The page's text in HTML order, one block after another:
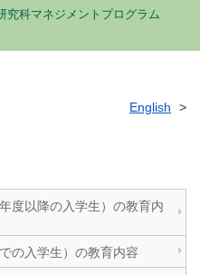
究科マネジメントプログラム
English
度以降の入学生）の教育内
の入学生）の教育内容